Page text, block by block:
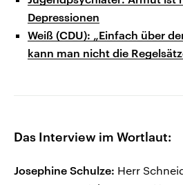
Depressionen
Weiß (CDU): „Einfach über
kann man nicht die
Das Interview im Wortlaut:
Josephine Schulze: Herr